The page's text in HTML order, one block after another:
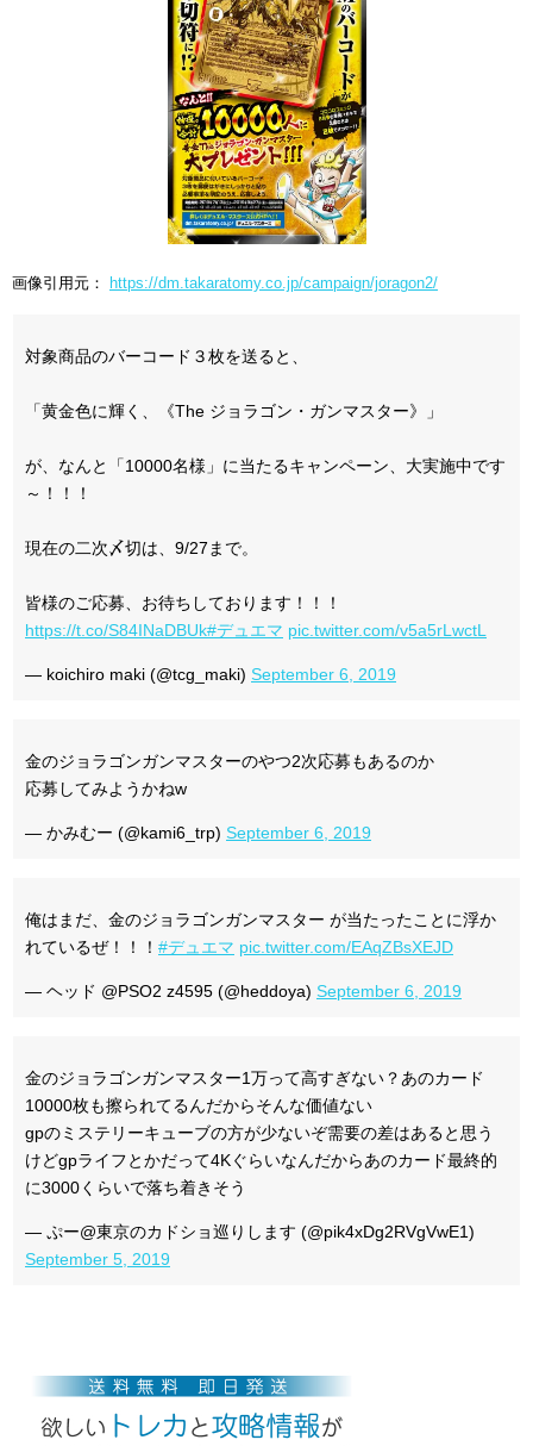
画像引用元： https://dm.takaratomy.co.jp/campaign/joragon2/
対象商品のバーコード３枚を送ると、
「黄金色に輝く、《The ジョラゴン・ガンマスター》」
が、なんと「10000名様」に当たるキャンペーン、大実施中です
～！！！
現在の二次〆切は、9/27まで。
皆様のご応募、お待ちしております！！！
https://t.co/S84INaDBUk#デュエマ pic.twitter.com/v5a5rLwctL
— koichiro maki (@tcg_maki) September 6, 2019
金のジョラゴンガンマスターのやつ2次応募もあるのか
応募してみようかねw
— かみむー (@kami6_trp) September 6, 2019
俺はまだ、金のジョラゴンガンマスター が当たったことに浮か
れているぜ！！！ #デュエマ pic.twitter.com/EAqZBsXEJD
— ヘッド @PSO2 z4595 (@heddoya) September 6, 2019
金のジョラゴンガンマスター1万って高すぎない？あのカード
10000枚も擦られてるんだからそんな価値ない
gpのミステリーキューブの方が少ないぞ需要の差はあると思う
けどgpライフとかだって4Kぐらいなんだからあのカード最終的
に3000くらいで落ち着きそう
— ぷー@東京のカドショ巡りします (@pik4xDg2RVgVwE1)
September 5, 2019